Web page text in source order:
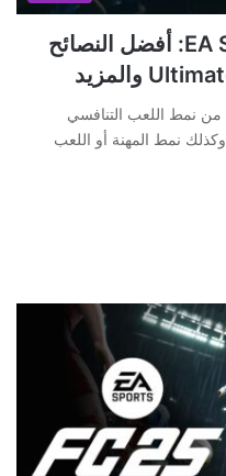
دليل EA SPORTS FC 25: أفضل النصائح
نمط اللعب التنافسي
الحماسي FC Ultimate Team وكذلك نمط المهنة أو اللعب